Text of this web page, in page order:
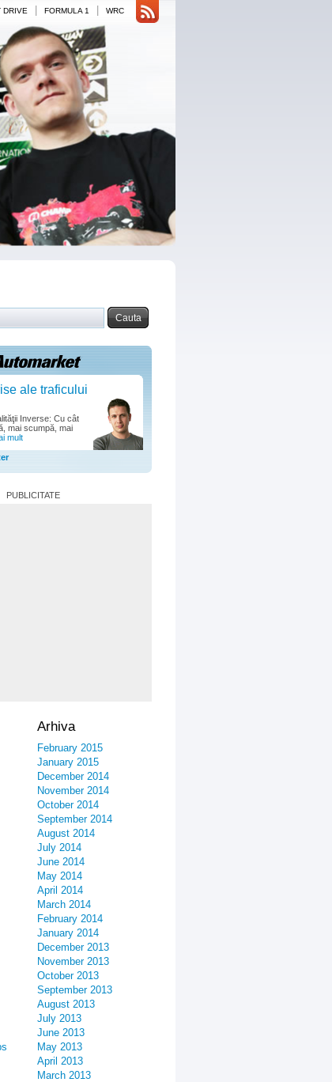
DRIVE FORMULA 1 WRC
ale traficului
Inverse: Cu cât
mai scumpă, mai
mult
PUBLICITATE
Arhiva
February 2015
January 2015
December 2014
November 2014
October 2014
September 2014
August 2014
July 2014
June 2014
May 2014
April 2014
March 2014
February 2014
January 2014
December 2013
November 2013
October 2013
September 2013
August 2013
July 2013
June 2013
May 2013
April 2013
March 2013